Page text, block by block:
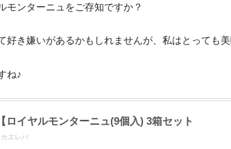
モンターニュをご存知ですか？
好き嫌いがあるかもしれませんが、私はとっても美
ね♪
ロイヤルモンターニュ(9個入) 3箱セット
カエレバ